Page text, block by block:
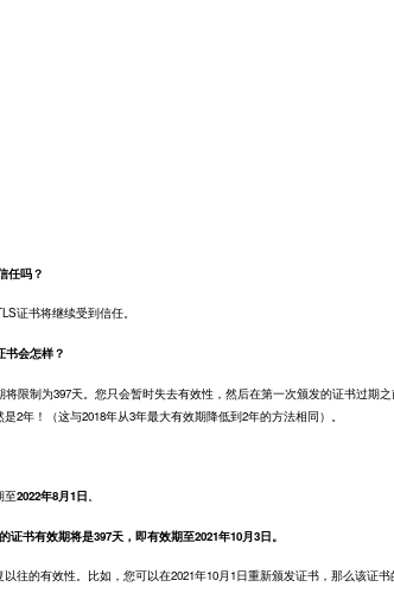
任吗？
证书将继续受到信任。
书会怎样？
限制为397天。您只会暂时失去有效性，然后在第一次颁发的证书过期
年！（这与2018年从3年最大有效期降低到2年的方法相同）。
至2022年8月1日。
证书有效期将是397天，即有效期至2021年10月3日。
往的有效性。比如，您可以在2021年10月1日重新颁发证书，那么该证书